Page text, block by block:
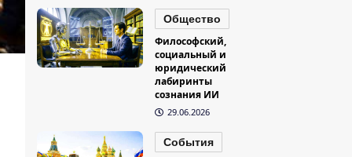
Общество
Философский,
социальный и
юридический
лабиринты
сознания ИИ
29.06.2026
События